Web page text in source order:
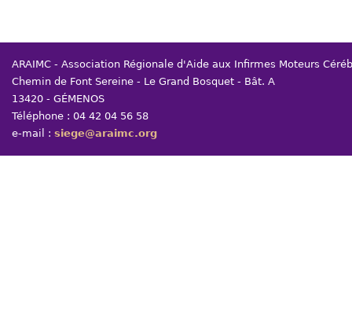
ARAIMC - Association Régionale d'Aide aux Infirmes Moteurs
Chemin de Font Sereine - Le Grand Bosquet - Bât. A
13420 - GÉMENOS
Téléphone : 04 42 04 56 58
e-mail : siege@araimc.org